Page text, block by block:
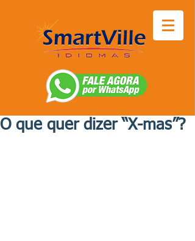
O que quer dizer “X-mas”?